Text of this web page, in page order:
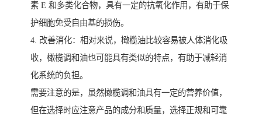
素 E 和多类化合物，具有一定的抗氧化作用，有助于保
护细胞免受自由基的损伤。
4. 改善消化：相对来说，橄榄油比较容易被人体消化吸
收，橄榄调和油也可能具有类似的特点，有助于减轻消
化系统的负担。
需要注意的是，虽然橄榄调和油具有一定的营养价值，
但在选择时应注意产品的成分和质量，选择正规和可靠